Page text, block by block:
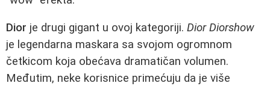
Dior je drugi gigant u ovoj kategoriji. Dior Diorshow
je legendarna maskara sa svojom ogromnom
četkicom koja obećava dramatičan volumen.
Međutim, neke korisnice primećuju da je više